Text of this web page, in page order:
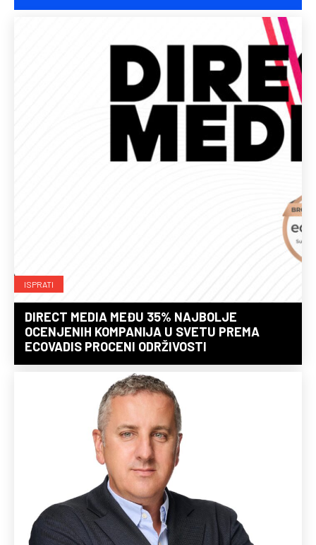
ISPRATI
DIRECT MEDIA MEĐU 35% NAJBOLJE
OCENJENIH KOMPANIJA U SVETU PREMA
ECOVADIS PROCENI ODRŽIVOSTI